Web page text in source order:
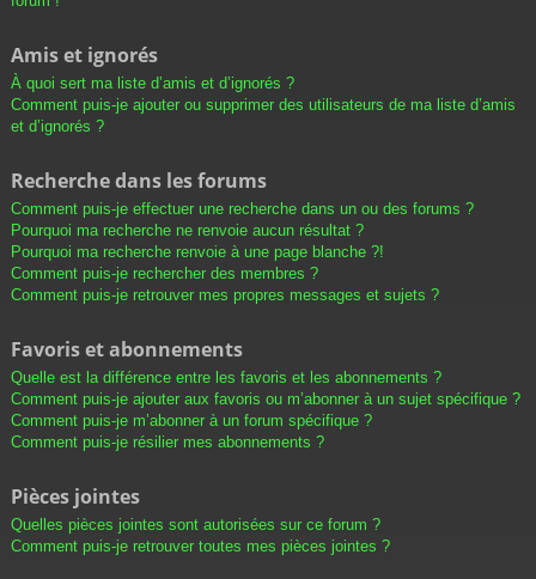
Amis et ignorés
À quoi sert ma liste d’amis et d’ignorés ?
Comment puis-je ajouter ou supprimer des utilisateurs de ma liste d’amis
et d’ignorés ?
Recherche dans les forums
Comment puis-je effectuer une recherche dans un ou des forums ?
Pourquoi ma recherche ne renvoie aucun résultat ?
Pourquoi ma recherche renvoie à une page blanche ?!
Comment puis-je rechercher des membres ?
Comment puis-je retrouver mes propres messages et sujets ?
Favoris et abonnements
Quelle est la différence entre les favoris et les abonnements ?
Comment puis-je ajouter aux favoris ou m’abonner à un sujet spécifique ?
Comment puis-je m’abonner à un forum spécifique ?
Comment puis-je résilier mes abonnements ?
Pièces jointes
Quelles pièces jointes sont autorisées sur ce forum ?
Comment puis-je retrouver toutes mes pièces jointes ?